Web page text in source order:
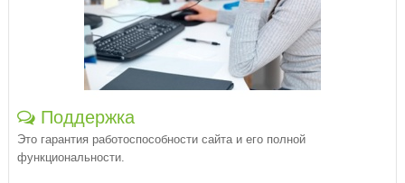
Поддержка
Это гарантия работоспособности сайта и его полной
функциональности.